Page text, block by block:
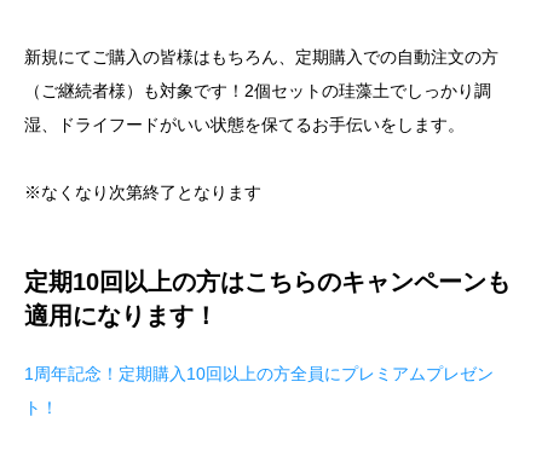
新規にてご購入の皆様はもちろん、定期購入での自動注文の方
（ご継続者様）も対象です！2個セットの珪藻土でしっかり調
湿、ドライフードがいい状態を保てるお手伝いをします。
※なくなり次第終了となります
定期10回以上の方はこちらのキャンペーンも
適用になります！
1周年記念！定期購入10回以上の方全員にプレミアムプレゼン
ト！